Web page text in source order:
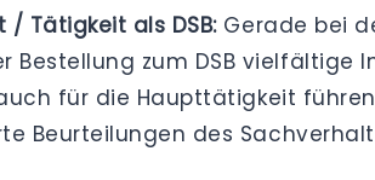
Tätigkeit als DSB:Gerade bei
Bestellung zum DSB vielfältige
für die Haupttätigkeit
Beurteilungen des